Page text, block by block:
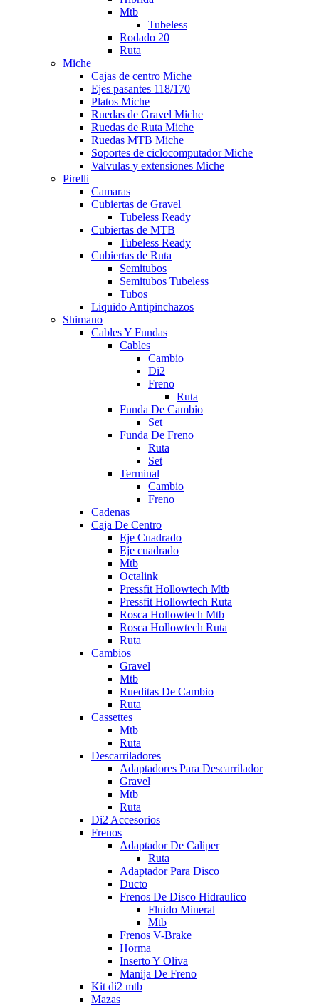
Mtb
Tubeless
Rodado 20
Ruta
Miche
Cajas de centro Miche
Ejes pasantes 118/170
Platos Miche
Ruedas de Gravel Miche
Ruedas de Ruta Miche
Ruedas MTB Miche
Soportes de ciclocomputador Miche
Valvulas y extensiones Miche
Pirelli
Camaras
Cubiertas de Gravel
Tubeless Ready
Cubiertas de MTB
Tubeless Ready
Cubiertas de Ruta
Semitubos
Semitubos Tubeless
Tubos
Liquido Antipinchazos
Shimano
Cables Y Fundas
Cables
Cambio
Di2
Freno
Ruta
Funda De Cambio
Set
Funda De Freno
Ruta
Set
Terminal
Cambio
Freno
Cadenas
Caja De Centro
Eje Cuadrado
Eje cuadrado
Mtb
Octalink
Pressfit Hollowtech Mtb
Pressfit Hollowtech Ruta
Rosca Hollowtech Mtb
Rosca Hollowtech Ruta
Ruta
Cambios
Gravel
Mtb
Rueditas De Cambio
Ruta
Cassettes
Mtb
Ruta
Descarriladores
Adaptadores Para Descarrilador
Gravel
Mtb
Ruta
Di2 Accesorios
Frenos
Adaptador De Caliper
Ruta
Adaptador Para Disco
Ducto
Frenos De Disco Hidraulico
Fluido Mineral
Mtb
Frenos V-Brake
Horma
Inserto Y Oliva
Manija De Freno
Kit di2 mtb
Mazas